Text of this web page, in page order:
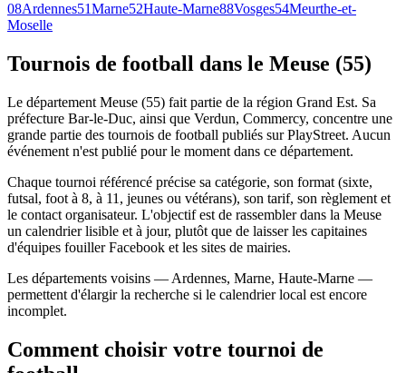
08Ardennes51Marne52Haute-Marne88Vosges54Meurthe-et-
Moselle
Tournois de football dans le Meuse (55)
Le département Meuse (55) fait partie de la région Grand Est. Sa
préfecture Bar-le-Duc, ainsi que Verdun, Commercy, concentre une
grande partie des tournois de football publiés sur PlayStreet. Aucun
événement n'est publié pour le moment dans ce département.
Chaque tournoi référencé précise sa catégorie, son format (sixte,
futsal, foot à 8, à 11, jeunes ou vétérans), son tarif, son règlement et
le contact organisateur. L'objectif est de rassembler dans la Meuse
un calendrier lisible et à jour, plutôt que de laisser les capitaines
d'équipes fouiller Facebook et les sites de mairies.
Les départements voisins — Ardennes, Marne, Haute-Marne —
permettent d'élargir la recherche si le calendrier local est encore
incomplet.
Comment choisir votre tournoi de